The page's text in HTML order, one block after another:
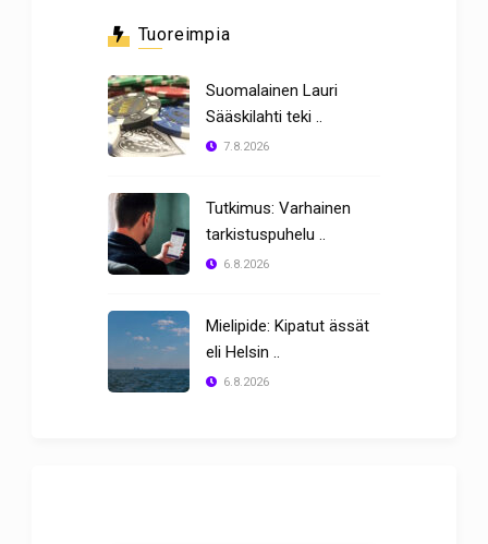
Tuoreimpia
Suomalainen Lauri
Sääskilahti teki ..
7.8.2026
Tutkimus: Varhainen
tarkistuspuhelu ..
6.8.2026
Mielipide: Kipatut ässät
eli Helsin ..
6.8.2026